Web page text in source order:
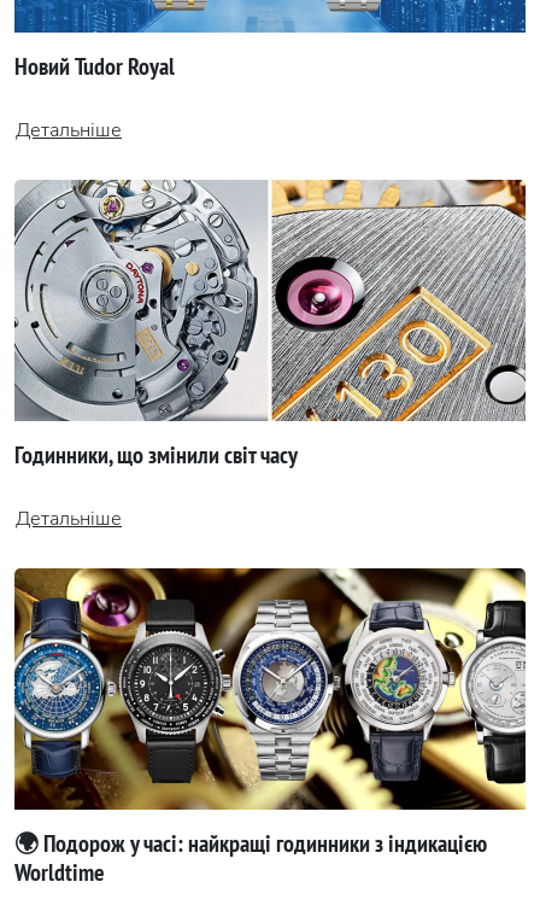
Новий Tudor Royal
Детальніше
Годинники, що змінили світ часу
Детальніше
🌍 Подорож у часі: найкращі годинники з індикацією
Worldtime